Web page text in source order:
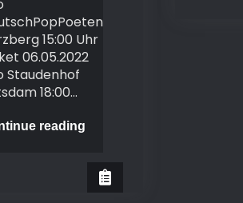
15:00 Uhr
06.05.2022
Staudenhof
18:00…
readingTermine2022